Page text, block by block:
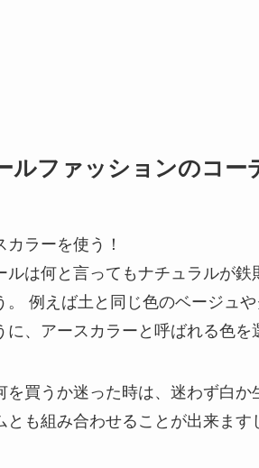
ルファッションのコー
カラーを使う！
ルは何と言ってもナチュラルが
。 例えば土と同じ色のベージュ
に、アースカラーと呼ばれる色を
を買うか迷った時は、迷わず白か
とも組み合わせることが出来ます